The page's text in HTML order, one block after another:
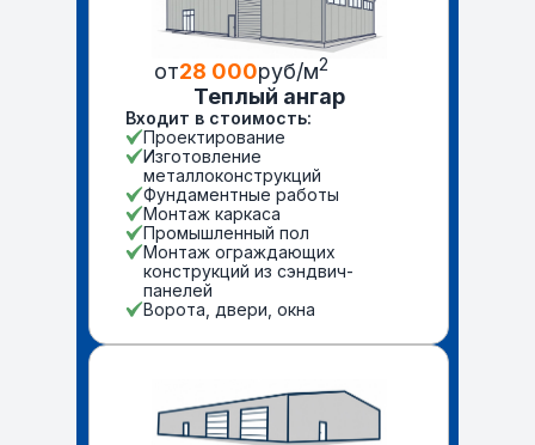
от28 000руб/м2
Теплый ангар
Входит в стоимость:
Проектирование
Изготовление
металлоконструкций
Фундаментные работы
Монтаж каркаса
Промышленный пол
Монтаж ограждающих
конструкций из сэндвич-
панелей
Ворота, двери, окна